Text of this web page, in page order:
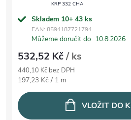
KRP 332 CHA
Skladem 10+ 43 ks
EAN: 8594187721794
Můžeme doručit do 10.8.2026
532,52 Kč/ ks
440,10 Kč bez DPH
Měrná cena:
197,23 Kč / 1 m
VLOŽIT DO